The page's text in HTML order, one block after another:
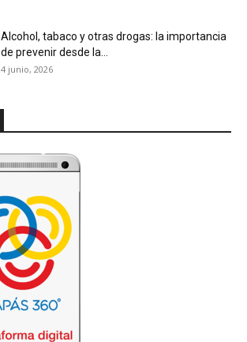
Alcohol, tabaco y otras drogas: la importancia
de prevenir desde la...
4 junio, 2026